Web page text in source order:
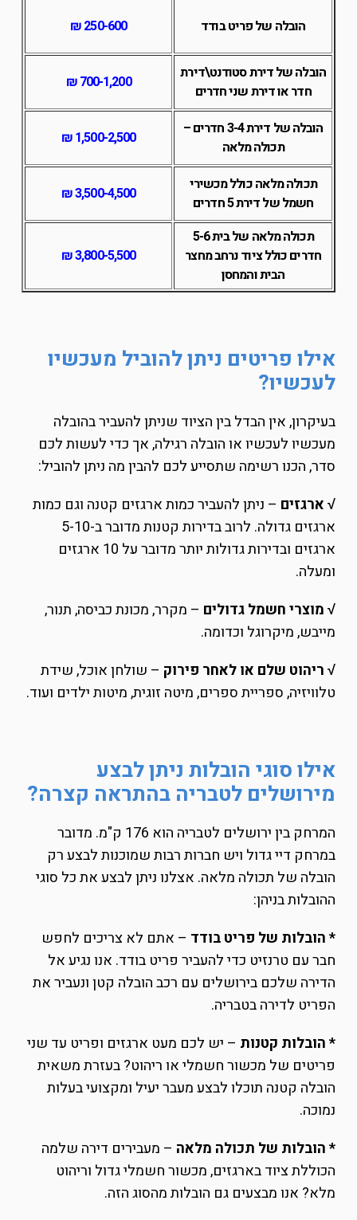
הובלה של פריט בודד 250-600 ₪
הובלה של דירת סטודנט\דירת
חדר או דירת שני חדרים
700-1,200 ₪
הובלה של דירת 3-4 חדרים –
תכולה מלאה
1,500-2,500 ₪
תכולה מלאה כולל מכשירי
חשמל של דירת 5 חדרים
3,500-4,500 ₪
תכולה מלאה של בית 5-6
חדרים כולל ציוד נרחב מחצר
הבית והמחסן
3,800-5,500 ₪
אילו פריטים ניתן להוביל מעכשיו
לעכשיו?
בעיקרון, אין הבדל בין הציוד שניתן להעביר בהובלה
מעכשיו לעכשיו או הובלה רגילה, אך כדי לעשות לכם
סדר, הכנו רשימה שתסייע לכם להבין מה ניתן להוביל:
√ ארגזים – ניתן להעביר כמות ארגזים קטנה וגם כמות
ארגזים גדולה. לרוב בדירות קטנות מדובר ב-5-10
ארגזים ובדירות גדולות יותר מדובר על 10 ארגזים
ומעלה.
√ מוצרי חשמל גדולים – מקרר, מכונת כביסה, תנור,
מייבש, מיקרוגל וכדומה.
√ ריהוט שלם או לאחר פירוק – שולחן אוכל, שידת
טלוויזיה, ספריית ספרים, מיטה זוגית, מיטות ילדים ועוד.
אילו סוגי הובלות ניתן לבצע
מירושלים לטבריה בהתראה קצרה?
המרחק בין ירושלים לטבריה הוא 176 ק"מ. מדובר
במרחק דיי גדול ויש חברות רבות שמוכנות לבצע רק
הובלה של תכולה מלאה. אצלנו ניתן לבצע את כל סוגי
ההובלות בניהן:
* הובלות של פריט בודד – אתם לא צריכים לחפש
חבר עם טרנזיט כדי להעביר פריט בודד. אנו נגיע אל
הדירה שלכם בירושלים עם רכב הובלה קטן ונעביר את
הפריט לדירה בטבריה.
* הובלות קטנות – יש לכם מעט ארגזים ופריט עד שני
פריטים של מכשור חשמלי או ריהוט? בעזרת משאית
הובלה קטנה תוכלו לבצע מעבר יעיל ומקצועי בעלות
נמוכה.
* הובלות של תכולה מלאה – מעבירים דירה שלמה
הכוללת ציוד בארגזים, מכשור חשמלי גדול וריהוט
מלא? אנו מבצעים גם הובלות מהסוג הזה.